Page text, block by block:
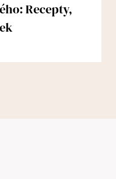
Recepty,